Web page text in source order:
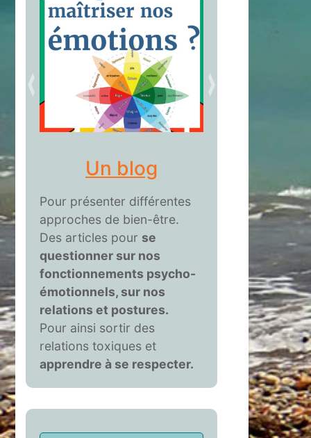
précédent
Un blog
Pour présenter différentes
approches de bien-être.
Des articles pour se
questionner sur nos
fonctionnements psycho-
émotionnels, sur nos
relations et postures.
Pour ainsi sortir des
relations toxiques et
apprendre à se respecter.